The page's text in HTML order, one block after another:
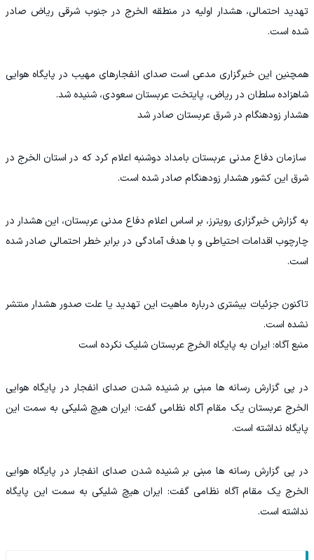
تهدید احتمالی، هشدار اولیه در منطقه الخرج در جنوب شرقی ریاض صادر
شده است.
همچنین این خبرگزاری مدعی است صدای انفجارهای مهیب در پایگاه هوایی
شاهزاده سلطان در ریاض، پایتخت عربستان سعودی، شنیده شد.
هشدار زودهنگام در شرق عربستان صادر شد
سازمان دفاع مدنی عربستان بامداد دوشنبه اعلام کرد که در استان الخرج در
شرق این کشور هشدار زودهنگام صادر شده است.
به گزارش خبرگزاری رویترز، بر اساس اعلام دفاع مدنی عربستان، این هشدار در
چارچوب اقدامات احتیاطی و با هدف آمادگی در برابر خطر احتمالی صادر شده
است.
تاکنون جزئیات بیشتری درباره ماهیت این تهدید یا علت صدور هشدار منتشر
نشده است.
منبع آگاه: ایران به پایگاه الخرج عربستان شلیک نکرده است
در پی گزارش رسانه ها مبنی بر شنیده شدن صدای انفجار در پایگاه هوایی
الخرج عربستان یک مقام آگاه نظامی گفت: ایران هیچ شلیکی به سمت این
پایگاه نداشته است.
در پی گزارش رسانه ها مبنی بر شنیده شدن صدای انفجار در پایگاه هوایی
الخرج یک مقام آگاه نظامی گفت: ایران هیچ شلیکی به سمت این پایگاه
نداشته است.